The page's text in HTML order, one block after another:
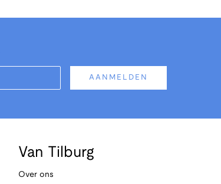
AANMELDEN
Van Tilburg
Over ons